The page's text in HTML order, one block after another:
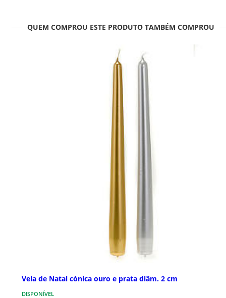
QUEM COMPROU ESTE PRODUTO TAMBÉM COMPROU
Vela de Natal cónica ouro e prata diâm. 2 cm
DISPONÍVEL